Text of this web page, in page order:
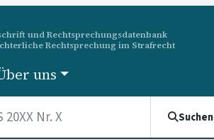
und Rechtsprechungsdatenbank
Rechtsprechung im Strafrecht
uns
Suchen